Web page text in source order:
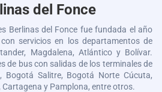
del Fonce
Berlinas del Fonce fue fundada el año
servicios en los departamentos de
Magdalena, Atlántico y Bolívar.
de bus con salidas de los terminales de
Bogotá Salitre, Bogotá Norte Cúcuta,
y Pamplona, entre otros.